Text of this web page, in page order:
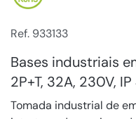
Ref. 933133
Bases industriais
2P+T, 32A, 230V, IP
Tomada industrial de